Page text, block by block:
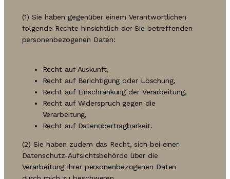
(1) Sie haben gegenüber einem Verantwortlichen
folgende Rechte hinsichtlich der Sie betreffenden
personenbezogenen Daten:
Recht auf Auskunft,
Recht auf Berichtigung oder Löschung,
Recht auf Einschränkung der Verarbeitung,
Recht auf Widerspruch gegen die
Verarbeitung,
Recht auf Datenübertragbarkeit.
(2) Sie haben zudem das Recht, sich bei einer
Datenschutz-Aufsichtsbehörde über die
Verarbeitung Ihrer personenbezogenen Daten